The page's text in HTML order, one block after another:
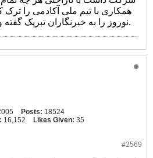
همکاری با تیم ملی آکادمی را
نوروز را به خبرنگاران تبریک گفته و از آنها خداحافظی کرد.
Posts: 18524
16,152 Likes Given: 35
#2569